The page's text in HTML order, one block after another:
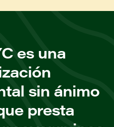
es una
sin ánimo
presta